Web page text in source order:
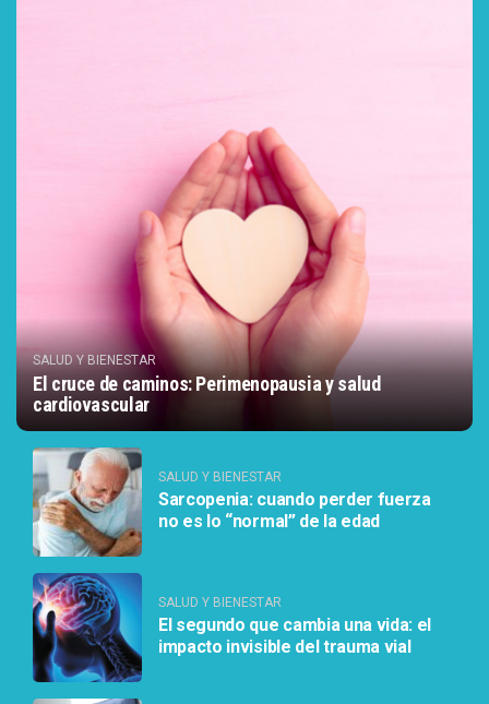
SALUD Y BIENESTAR
El cruce de caminos: Perimenopausia y salud
cardiovascular
SALUD Y BIENESTAR
Sarcopenia: cuando perder fuerza
no es lo “normal” de la edad
SALUD Y BIENESTAR
El segundo que cambia una vida: el
impacto invisible del trauma vial